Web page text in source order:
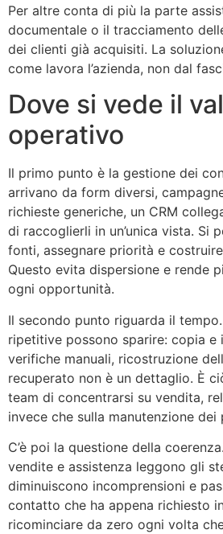
Per altre conta di più la parte
documentale o il tracciamento
dei clienti già acquisiti. La
come lavora l’azienda, non dal
Dove si vede il
operativo
Il primo punto è la gestione dei
arrivano da form diversi,
richieste generiche, un CRM
di raccoglierli in un’unica vista. Si
fonti, assegnare priorità e
Questo evita dispersione e rende
ogni opportunità.
Il secondo punto riguarda il
ripetitive possono sparire: copia e
verifiche manuali, ricostruzione
recuperato non è un dettaglio. È
team di concentrarsi su vendita,
invece che sulla manutenzione dei
C’è poi la questione della
vendite e assistenza leggono gli
diminuiscono incomprensioni e
contatto che ha appena richiesto
ricominciare da zero ogni volta